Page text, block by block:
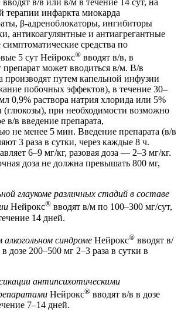
вводят в/в или в/м в течение 14 сут, на
терапии инфаркта миокарда
β-адреноблокаторы, ингибиторы
антикоагулянтные и антиагрегантные
средства по
5 сут Нейрокс® вводят в/в, в
может вводиться в/м. В/в
производят путем капельной инфузии
побочных эффектов), в течение 30–
0,9% раствора натрия хлорида или 5%
(глюкозы), при необходимости возможно
в/в введение препарата,
не менее 5 мин. Введение препарата (в/в
3 раза в сутки, через каждые 8 ч.
6–9 мг/кг, разовая доза — 2–3 мг/кг.
доза не должна превышать 800 мг,
глаукоме различных стадий в составе
Нейрокс® вводят в/м по 100–300 мг/сут,
14 дней.
синдроме Нейрокс® вводят в/
дозе 200–500 мг 2–3 раза в сутки в
антипсихотическими
Нейрокс® вводят в/в в дозе
7–14 дней.